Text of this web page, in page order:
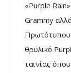
«Purple Rain»
Grammy
Πρωτότυπου
θρυλικό
ταινίας